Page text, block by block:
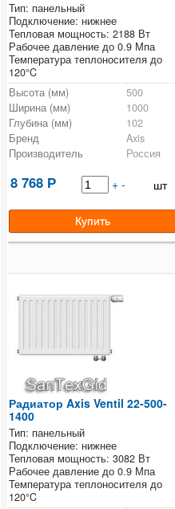
Тип: панельный
Подключение: нижнее
Тепловая мощность: 2188 Вт
Рабочее давление до 0.9 Мпа
Температура теплоносителя до
120°C
Высота (мм)
500
Ширина (мм)
1000
Глубина (мм)
102
Бренд
Axis
Производитель
Россия
8 768 Р + - шт
Радиатор Axis Ventil 22-500-
1400
Тип: панельный
Подключение: нижнее
Тепловая мощность: 3082 Вт
Рабочее давление до 0.9 Мпа
Температура теплоносителя до
120°C